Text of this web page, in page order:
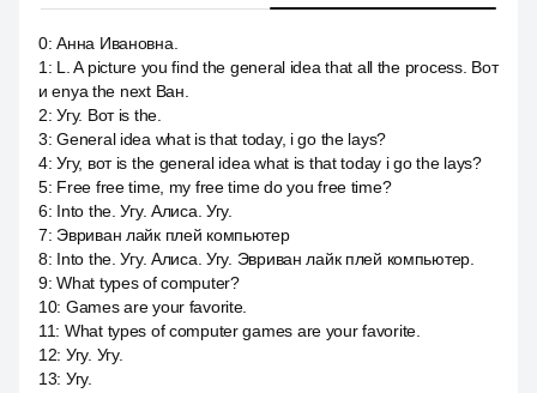
0:Анна Ивановна.
1 : L. A picture you find the general idea that all the process. Вот
и enya the next Ван.
2:Угу. Вот is the.
3:General idea what is that today, i go the lays?
4:Угу, вот is the general idea what is that today i go the lays?
5: Free free time, my free time do you free time?
6: Into the. Угу. Алиса. Угу.
7: Эвриван лайк плей компьютер
8: Into the. Угу. Алиса. Угу. Эвриван лайк плей компьютер.
9:What types of computer?
10: Games are your favorite.
11: What types of computer games are your favorite.
12: Угу. Угу.
13: Угу.